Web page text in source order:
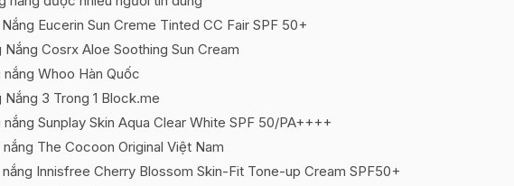
Eucerin Sun Creme Tinted CC Fair SPF 50+
Nắng Cosrx Aloe Soothing Sun Cream
Whoo Hàn Quốc
Nắng 3 Trong 1 Block.me
Sunplay Skin Aqua Clear White SPF 50/PA++++
The Cocoon Original Việt Nam
Innisfree Cherry Blossom Skin-Fit Tone-up Cream SPF50+